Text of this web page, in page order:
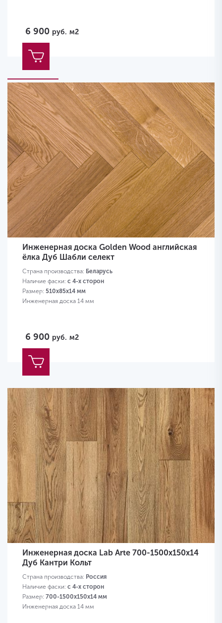
6 900 руб. м2
Инженерная доска Golden Wood английская
ёлка Дуб Шабли селект
Страна производства: Беларусь
Наличие фаски: с 4-х сторон
Размер: 510х85х14 мм
Инженерная доска 14 мм
6 900 руб. м2
Инженерная доска Lab Arte 700-1500х150х14
Дуб Кантри Кольт
Страна производства: Россия
Наличие фаски: с 4-х сторон
Размер: 700-1500х150х14 мм
Инженерная доска 14 мм